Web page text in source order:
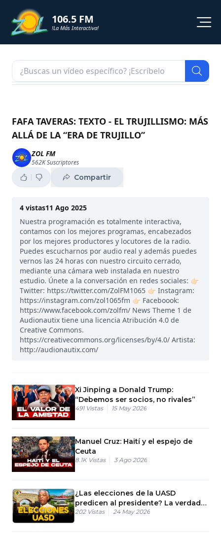
106.5 FM
!La Más Interactiva!
NOTICIAS
SHORTS
PODCAST
ZOL TV
FAFA TAVERAS: TEXTO - EL TRUJILLISMO: MÁS
ALLÁ DE LA “ERA DE TRUJILLO”
ZOL FM
562KSuscriptores
Compartir
4 vistas11 Ago 2025
Nuestra programación es totalmente interactiva,
contamos con los mejores programas, encabezados
por los mejores productores y locutores de la radio.
Puedes escucharnos por audio real y además puedes
vernos las 24 horas con nuestro circuito cerrado,
mediante una cámara web instalada en nuestro
estudio. Únete a la conversación en redes sociales: 👉🏻
Twitter: https://twitter.com/ZolFM1065 👉🏻 Instagram:
https://instagram.com/zol1065fm 👉🏻 Faceboook:
https://www.facebook.com/zolfm/ News Theme 1 de
Audionautix tiene una licencia Atribución 4.0 de
Creative Commons.
https://creativecommons.org/licenses/by/4.0/ Artista:
http://audionautix.com/
Xi Jinping a Donald Trump:
“Debemos ser socios, no rivales”
491 Vistas 15 May 2026
Manuel Cruz: Haití y el espejo de
Ceuta
8.1K Vistas 3 Ago 2026
¿Las elecciones de la UASD
predicen al presidente? La verdad
científica
202 Vistas 24 May 2026